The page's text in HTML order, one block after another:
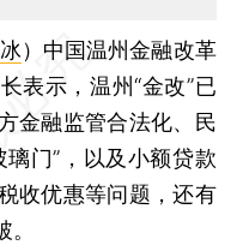
） 中国温州金融改革
表示，温州“金改”已
金融监管合法化、民
门”，以及小额贷款
收优惠等问题，还有